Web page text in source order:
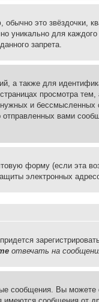
это звёздочки,
уникально для
запрета.
а также для
просмотра
и
вами
форму (если эта
электронных
отвечать на
сообщения. Вы можете